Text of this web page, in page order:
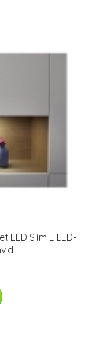
LED Slim L LED-